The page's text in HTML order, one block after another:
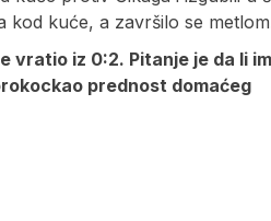
kod kuće, a završilo se
vratio iz 0:2. Pitanje je da li
prednost domaćeg